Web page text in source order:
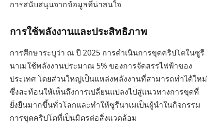
การสนับสนุนจากข้อมูลที่น่าสนใจ
การใช้พลังงานและประสิทธิภาพ
การศึกษาระบุว่า ณ ปี 2025 การดำเนินการขุดคริปโตในซูรี
นาเมใช้พลังงานประมาณ 5% ของการจัดสรรไฟฟ้าของ
ประเทศ โดยส่วนใหญ่เป็นแหล่งพลังงานที่สามารถทำได้ใหม่
ซึ่งสะท้อนให้เห็นถึงการเปลี่ยนแปลงไปสู่แนวทางการขุดที่
ยั่งยืนมากขึ้นทั่วโลกและทำให้ซูรีนาเมเป็นผู้นำในกิจกรรม
การขุดคริปโตที่เป็นมิตรต่อสิ่งแวดล้อม